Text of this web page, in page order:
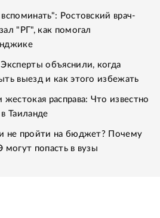
Ростовский врач-
"РГ", как помогал
объяснили, когда
выезд и как этого избежать
жестокая расправа: Что известно
Таиланде
не пройти на бюджет? Почему
могут попасть в вузы